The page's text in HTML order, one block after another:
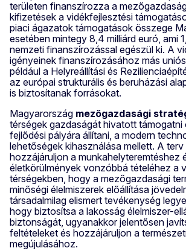
területen finanszírozza a
kifizetések a vidékfejlesztési
piaci ágazatok támogatások összege
esetében mintegy 8,4 milliárd euró, ami
nemzeti finanszírozással egészül ki. A
igényeinek finanszírozásához más
például a Helyreállítási és
az európai strukturális és beruházási
is biztosítanak forrásokat.
Magyarország mezőgazdasági
térségek gazdaságát hivatott támogatni
fejlődési pályára állítani, a modern
lehetőségek kihasználása mellett. A
hozzájáruljon a munkahelyteremtéshez
életkörülmények vonzóbbá tételéhez a
térségekben, hogy a mezőgazdasági
minőségi élelmiszerek előállítása
társadalmilag elismert tevékenység
hogy biztosítsa a lakosság élelmiszer-
biztonságát, ugyanakkor jelentősen
feltételeket és hozzájáruljon a
megújulásához.